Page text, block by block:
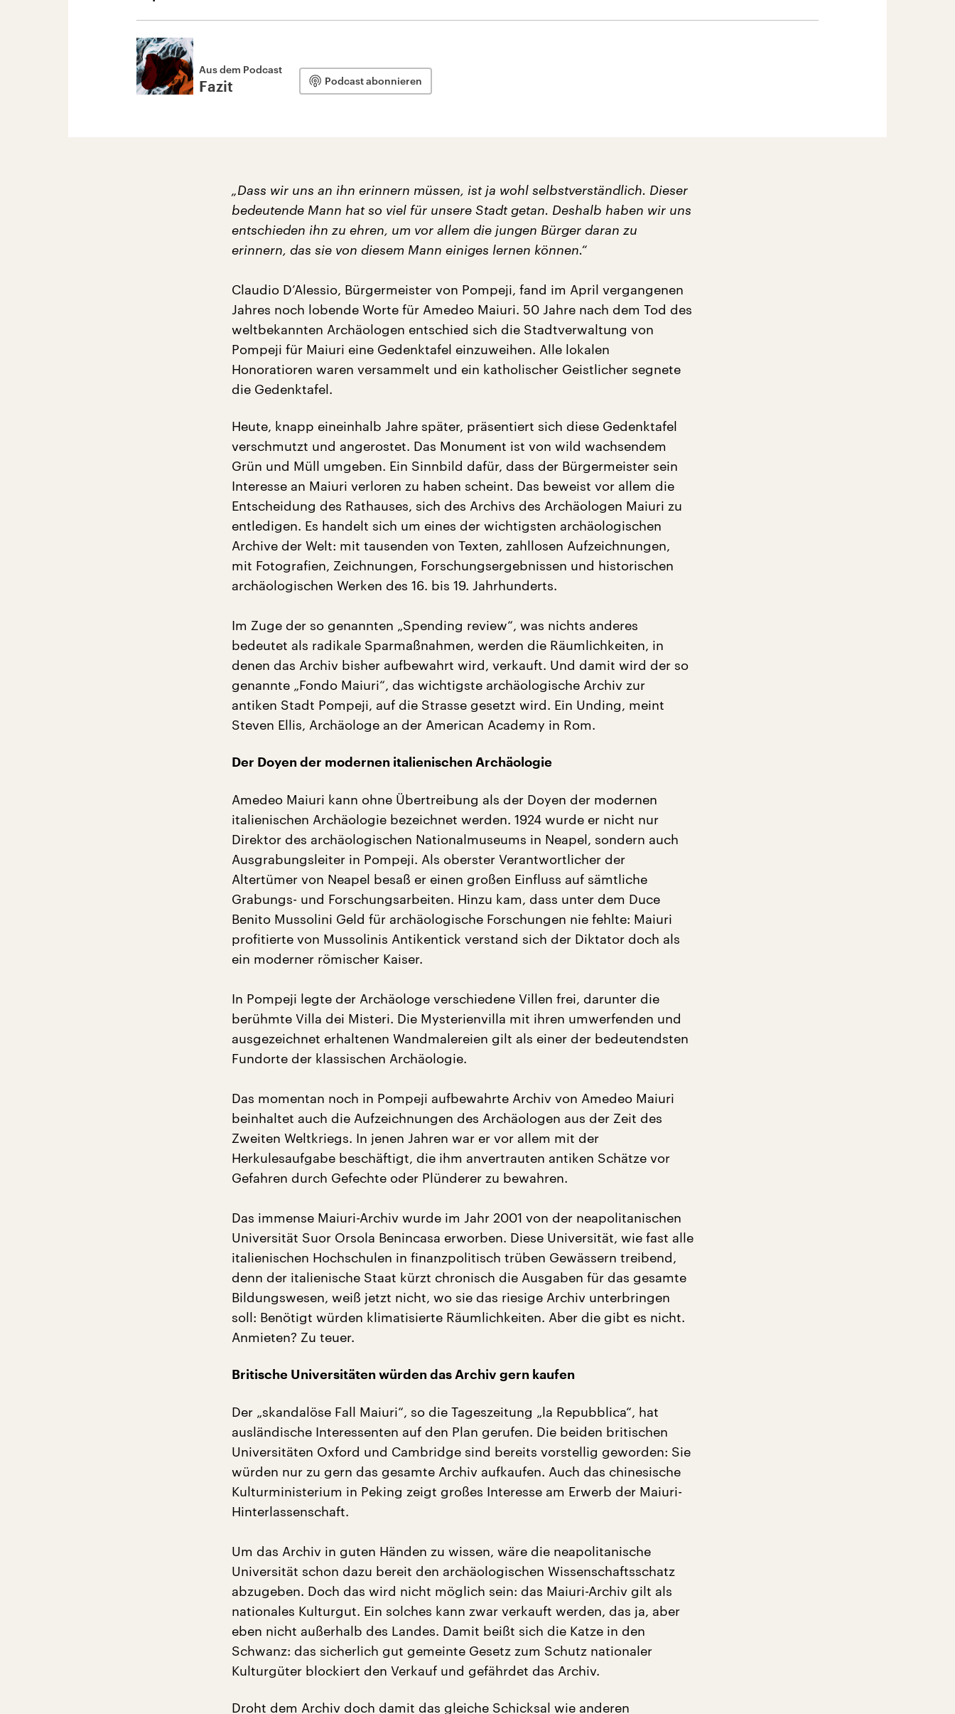
Aus dem Podcast
Fazit Podcast abonnieren
„Dass wir uns an ihn erinnern müssen, ist ja wohl selbstverständlich. Dieser
bedeutende Mann hat so viel für unsere Stadt getan. Deshalb haben wir uns
entschieden ihn zu ehren, um vor allem die jungen Bürger daran zu
erinnern, das sie von diesem Mann einiges lernen können.“
Claudio D’Alessio, Bürgermeister von Pompeji, fand im April vergangenen
Jahres noch lobende Worte für Amedeo Maiuri. 50 Jahre nach dem Tod des
weltbekannten Archäologen entschied sich die Stadtverwaltung von
Pompeji für Maiuri eine Gedenktafel einzuweihen. Alle lokalen
Honoratioren waren versammelt und ein katholischer Geistlicher segnete
die Gedenktafel.
Heute, knapp eineinhalb Jahre später, präsentiert sich diese Gedenktafel
verschmutzt und angerostet. Das Monument ist von wild wachsendem
Grün und Müll umgeben. Ein Sinnbild dafür, dass der Bürgermeister sein
Interesse an Maiuri verloren zu haben scheint. Das beweist vor allem die
Entscheidung des Rathauses, sich des Archivs des Archäologen Maiuri zu
entledigen. Es handelt sich um eines der wichtigsten archäologischen
Archive der Welt: mit tausenden von Texten, zahllosen Aufzeichnungen,
mit Fotografien, Zeichnungen, Forschungsergebnissen und historischen
archäologischen Werken des 16. bis 19. Jahrhunderts.
Im Zuge der so genannten „Spending review“, was nichts anderes
bedeutet als radikale Sparmaßnahmen, werden die Räumlichkeiten, in
denen das Archiv bisher aufbewahrt wird, verkauft. Und damit wird der so
genannte „Fondo Maiuri“, das wichtigste archäologische Archiv zur
antiken Stadt Pompeji, auf die Strasse gesetzt wird. Ein Unding, meint
Steven Ellis, Archäologe an der American Academy in Rom.
Der Doyen der modernen italienischen Archäologie
Amedeo Maiuri kann ohne Übertreibung als der Doyen der modernen
italienischen Archäologie bezeichnet werden. 1924 wurde er nicht nur
Direktor des archäologischen Nationalmuseums in Neapel, sondern auch
Ausgrabungsleiter in Pompeji. Als oberster Verantwortlicher der
Altertümer von Neapel besaß er einen großen Einfluss auf sämtliche
Grabungs- und Forschungsarbeiten. Hinzu kam, dass unter dem Duce
Benito Mussolini Geld für archäologische Forschungen nie fehlte: Maiuri
profitierte von Mussolinis Antikentick verstand sich der Diktator doch als
ein moderner römischer Kaiser.
In Pompeji legte der Archäologe verschiedene Villen frei, darunter die
berühmte Villa dei Misteri. Die Mysterienvilla mit ihren umwerfenden und
ausgezeichnet erhaltenen Wandmalereien gilt als einer der bedeutendsten
Fundorte der klassischen Archäologie.
Das momentan noch in Pompeji aufbewahrte Archiv von Amedeo Maiuri
beinhaltet auch die Aufzeichnungen des Archäologen aus der Zeit des
Zweiten Weltkriegs. In jenen Jahren war er vor allem mit der
Herkulesaufgabe beschäftigt, die ihm anvertrauten antiken Schätze vor
Gefahren durch Gefechte oder Plünderer zu bewahren.
Das immense Maiuri-Archiv wurde im Jahr 2001 von der neapolitanischen
Universität Suor Orsola Benincasa erworben. Diese Universität, wie fast alle
italienischen Hochschulen in finanzpolitisch trüben Gewässern treibend,
denn der italienische Staat kürzt chronisch die Ausgaben für das gesamte
Bildungswesen, weiß jetzt nicht, wo sie das riesige Archiv unterbringen
soll: Benötigt würden klimatisierte Räumlichkeiten. Aber die gibt es nicht.
Anmieten? Zu teuer.
Britische Universitäten würden das Archiv gern kaufen
Der „skandalöse Fall Maiuri“, so die Tageszeitung „la Repubblica“, hat
ausländische Interessenten auf den Plan gerufen. Die beiden britischen
Universitäten Oxford und Cambridge sind bereits vorstellig geworden: Sie
würden nur zu gern das gesamte Archiv aufkaufen. Auch das chinesische
Kulturministerium in Peking zeigt großes Interesse am Erwerb der Maiuri-
Hinterlassenschaft.
Um das Archiv in guten Händen zu wissen, wäre die neapolitanische
Universität schon dazu bereit den archäologischen Wissenschaftsschatz
abzugeben. Doch das wird nicht möglich sein: das Maiuri-Archiv gilt als
nationales Kulturgut. Ein solches kann zwar verkauft werden, das ja, aber
eben nicht außerhalb des Landes. Damit beißt sich die Katze in den
Schwanz: das sicherlich gut gemeinte Gesetz zum Schutz nationaler
Kulturgüter blockiert den Verkauf und gefährdet das Archiv.
Droht dem Archiv doch damit das gleiche Schicksal wie anderen